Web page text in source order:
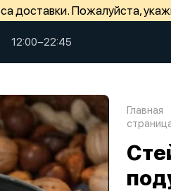
доставки. Пожалуйста,
12:00−22:45
Главная